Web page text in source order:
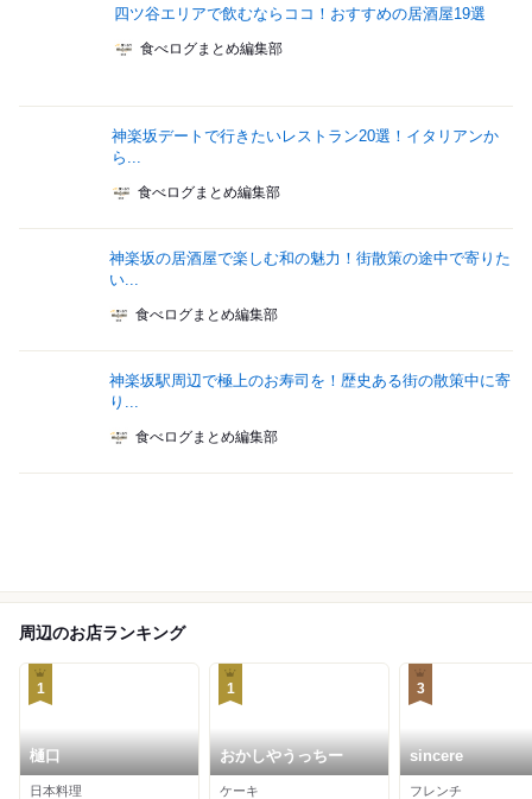
四ツ谷エリアで飲むならココ！おすすめの居酒屋19選
食べログまとめ編集部
神楽坂デートで行きたいレストラン20選！イタリアンか
ら...
食べログまとめ編集部
神楽坂の居酒屋で楽しむ和の魅力！街散策の途中で寄りた
い...
食べログまとめ編集部
神楽坂駅周辺で極上のお寿司を！歴史ある街の散策中に寄
り...
食べログまとめ編集部
周辺のお店ランキング
1
樋口
日本料理
1
おかしやうっちー
ケーキ
3
sincere
フレンチ